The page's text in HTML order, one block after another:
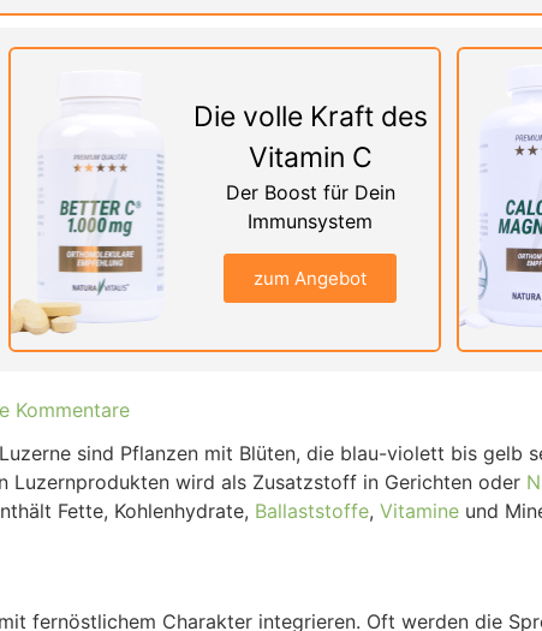
Die volle Kraft des
Vitamin C
Der Boost für Dein
Immunsystem
zum Angebot
Kommentare
sind Pflanzen mit Blüten, die blau-violett bis gelb
Luzernprodukten wird als Zusatzstoff in Gerichten oder
Fette, Kohlenhydrate, Ballaststoffe, Vitamine und
fernöstlichem Charakter integrieren. Oft werden die